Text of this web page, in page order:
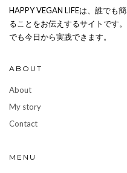
HAPPY VEGAN LIFEは、誰でも
ることをお伝えするサイトです
でも今日から実践できます。
ABOUT
About
My story
Contact
MENU